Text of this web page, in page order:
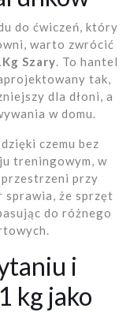
do ćwiczeń, który
warto zwrócić
Szary. To hantel
tak,
dla dłoni, a
w domu.
czemu bez
treningowym, w
przy
sprawia, że sprzęt
do różnego
i
kg jako